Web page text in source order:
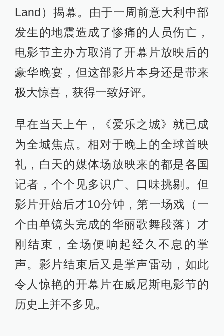
Land）揭幕。由于一周前意大利中部
发生的地震造成了惨痛的人员伤亡，
电影节主办方取消了开幕片放映后的
豪华晚宴，但这部影片本身还是带来
极大惊喜，获得一致好评。
早在当天上午，《爱乐之城》就已成
为全城焦点。相对于晚上的全球首映
礼，白天的媒体场放映来的都是各国
记者，个个见多识广、口味挑剔。但
影片开始后才10分钟，第一场戏（一
个由单镜头完成的华丽歌舞段落）才
刚结束，全场便响起经久不息的掌
声。影片结束后又是掌声雷动，如此
令人惊艳的开幕片在威尼斯电影节的
历史上并不多见。